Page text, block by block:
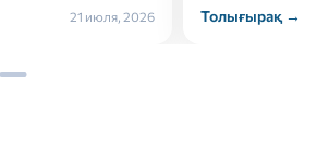
21 июля, 2026 Толығырақ →